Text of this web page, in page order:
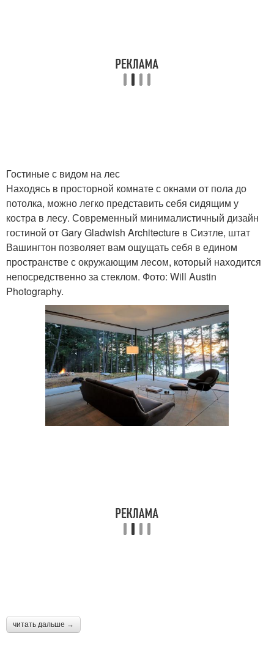
Гостиные с видом на лес
Находясь в просторной комнате с окнами от пола до
потолка, можно легко представить себя сидящим у
костра в лесу. Современный минималистичный дизайн
гостиной от Gary Gladwish Architecture в Сиэтле, штат
Вашингтон позволяет вам ощущать себя в едином
пространстве с окружающим лесом, который находится
непосредственно за стеклом. Фото: Will Austin
Photography.
читать дальше →